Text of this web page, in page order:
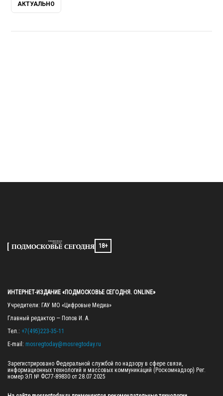
АКТУАЛЬНО
18+
ИНТЕРНЕТ-ИЗДАНИЕ «ПОДМОСКОВЬЕ СЕГОДНЯ. ONLINE»
Учредители: ГАУ МО «Цифровые Медиа»
Главный редактор — Попов И. А.
Тел.: +7(495)223-35-11
E-mail: mosregtoday@mosregtoday.ru
Зарегистрировано Федеральной службой по надзору в сфере связи,
информационных технологий и массовых коммуникаций (Роскомнадзор) Рег.
номер ЭЛ № ФС77-89830 от 28.07.2025